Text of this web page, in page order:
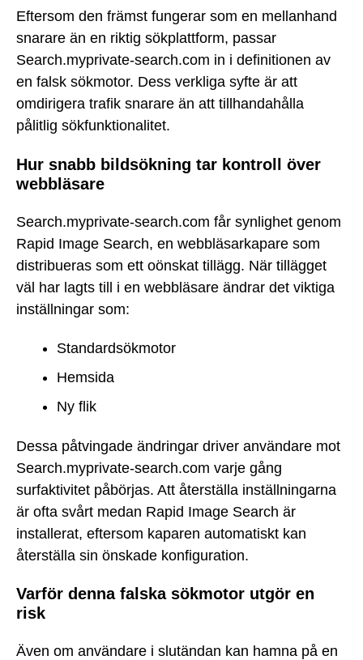
Eftersom den främst fungerar som en mellanhand
snarare än en riktig sökplattform, passar
Search.myprivate-search.com in i definitionen av
en falsk sökmotor. Dess verkliga syfte är att
omdirigera trafik snarare än att tillhandahålla
pålitlig sökfunktionalitet.
Hur snabb bildsökning tar kontroll över
webbläsare
Search.myprivate-search.com får synlighet genom
Rapid Image Search, en webbläsarkapare som
distribueras som ett oönskat tillägg. När tillägget
väl har lagts till i en webbläsare ändrar det viktiga
inställningar som:
Standardsökmotor
Hemsida
Ny flik
Dessa påtvingade ändringar driver användare mot
Search.myprivate-search.com varje gång
surfaktivitet påbörjas. Att återställa inställningarna
är ofta svårt medan Rapid Image Search är
installerat, eftersom kaparen automatiskt kan
återställa sin önskade konfiguration.
Varför denna falska sökmotor utgör en
risk
Även om användare i slutändan kan hamna på en